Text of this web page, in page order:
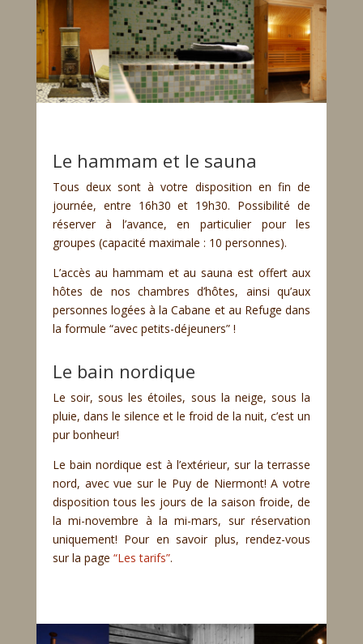
Le hammam et le sauna
Tous deux sont à votre disposition en fin de
journée, entre 16h30 et 19h30. Possibilité de
réserver à l’avance, en particulier pour les
groupes (capacité maximale : 10 personnes).
L’accès au hammam et au sauna est offert aux
hôtes de nos chambres d’hôtes, ainsi qu’aux
personnes logées à la Cabane et au Refuge dans
la formule “avec petits-déjeuners” !
Le bain nordique
Le soir, sous les étoiles, sous la neige, sous la
pluie, dans le silence et le froid de la nuit, c’est un
pur bonheur!
Le bain nordique est à l’extérieur, sur la terrasse
nord, avec vue sur le Puy de Niermont! A votre
disposition tous les jours de la saison froide, de
la mi-novembre à la mi-mars, sur réservation
uniquement! Pour en savoir plus, rendez-vous
sur la page “Les tarifs”.